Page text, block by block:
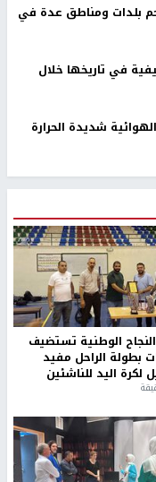
ويقتحم بلدات ومناطق عدة في
في تاريخها خلال
شديدة الحرارة
الوطنية تستضيف
بطولة الراحل مفيد
لكرة اليد للناشئين